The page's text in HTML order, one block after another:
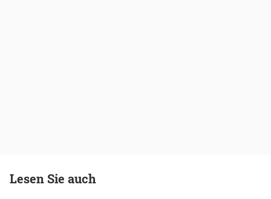
Lesen Sie auch